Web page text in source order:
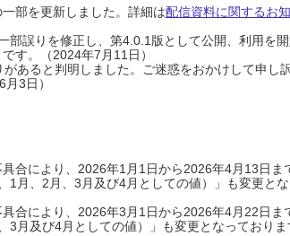
部を更新しました。詳細は配信資料に関するお
誤りを修正し、第4.0.1版として公開、利用を
す。（2024年7月11日）
あると判明しました。ご迷惑をおかけして申し
3日）
合により、2026年1月1日から2026年4月13日ま
月、2月、3月及び4月としての値）」も変更と
合により、2026年3月1日から2026年4月22日ま
3月及び4月としての値）」も変更となっており